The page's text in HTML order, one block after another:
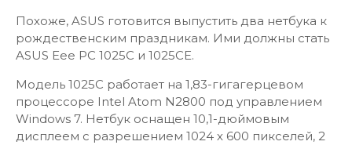
Похоже, ASUS готовится выпустить два нетбука к
рождественским праздникам. Ими должны стать
ASUS Eee PC 1025C и 1025CE.
Модель 1025C работает на 1,83-гигагерцевом
процессоре Intel Atom N2800 под управлением
Windows 7. Нетбук оснащен 10,1-дюймовым
дисплеем с разрешением 1024 х 600 пикселей, 2